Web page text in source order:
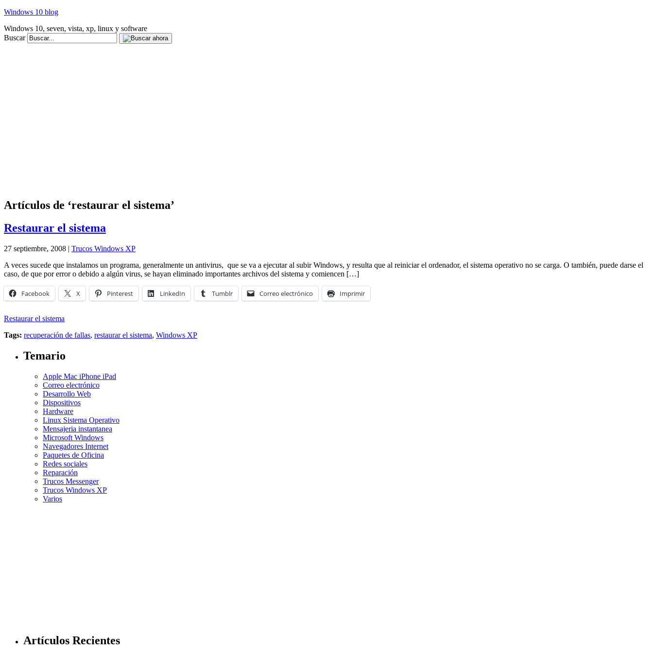
Windows 10 blog
Windows 10, seven, vista, xp, linux y software
Buscar
Artículos de ‘restaurar el sistema’
Restaurar el sistema
27 septiembre, 2008 | Trucos Windows XP
A veces sucede que instalamos un programa, generalmente un antivirus, que se va a ejecutar al subir Windows, y resulta que al reiniciar el ordenador, el sistema operativo no se carga. O también, puede darse el
caso, de que por error o debido a algún virus, se hayan eliminado importantes archivos del sistema y comiencen […]
Facebook X Pinterest LinkedIn Tumblr Correo electrónico Imprimir
Restaurar el sistema
Tags: recuperación de fallas, restaurar el sistema, Windows XP
Temario
Apple Mac iPhone iPad
Correo electrónico
Desarrollo Web
Dispositivos
Hardware
Linux Sistema Operativo
Mensajeria instantanea
Microsoft Windows
Navegadores Internet
Paquetes de Oficina
Redes sociales
Reparación
Trucos Messenger
Trucos Windows XP
Varios
Artículos Recientes